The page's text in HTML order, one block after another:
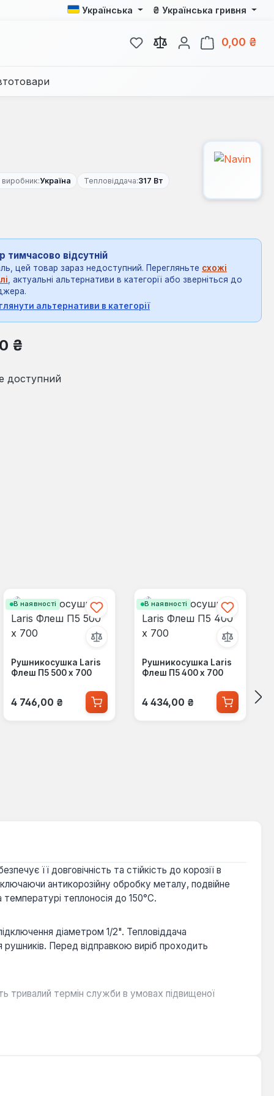
Українська ₴ Українська гривня
У вас є 0 у списку бажань
0,00 ₴
виробник:Україна Тепловіддача:317 Вт
тимчасово відсутній
цей товар зараз недоступний. Перегляньте схожі
, актуальні альтернативи в категорії або зверніться до
альтернативи в категорії
₴
доступний
В наявності
Рушникосушка Laris
Флеш П5 500 x 700
Звичайна ціна:
4 746,00 ₴
В наявності
Рушникосушка Laris
Флеш П5 400 x 700
Звичайна ціна:
4 434,00 ₴
її довговічність та стійкість до корозії в
антикорозійну обробку металу, подвійне
теплоносія до 150°С.
діаметром 1/2". Тепловіддача
Перед відправкою виріб проходить
тривалий термін служби в умовах підвищеної